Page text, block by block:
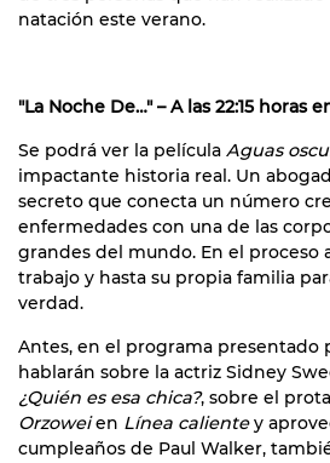
natación este verano.
"La Noche De…" – A las 22:15 horas
Se podrá ver la película Aguas
impactante historia real. Un
secreto que conecta un número
enfermedades con una de las
grandes del mundo. En el proceso
trabajo y hasta su propia familia
verdad.
Antes, en el programa presentado
hablarán sobre la actriz Sidney
¿Quién es esa chica?, sobre el
Orzoweien Línea calientey
cumpleaños de Paul Walker,